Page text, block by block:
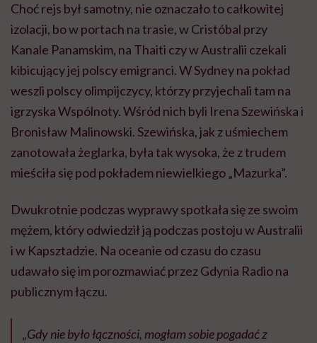
Choć rejs był samotny, nie oznaczało to całkowitej
izolacji, bo w portach na trasie, w Cristóbal przy
Kanale Panamskim, na Thaiti czy w Australii czekali
kibicujący jej polscy emigranci. W Sydney na pokład
weszli polscy olimpijczycy, którzy przyjechali tam na
igrzyska Wspólnoty. Wśród nich byli Irena Szewińska i
Bronisław Malinowski. Szewińska, jak z uśmiechem
zanotowała żeglarka, była tak wysoka, że z trudem
mieściła się pod pokładem niewielkiego „Mazurka”.
Dwukrotnie podczas wyprawy spotkała się ze swoim
mężem, który odwiedził ją podczas postoju w Australii
i w Kapsztadzie. Na oceanie od czasu do czasu
udawało się im porozmawiać przez Gdynia Radio na
publicznym łączu.
„Gdy nie było łączności, mogłam sobie pogadać z